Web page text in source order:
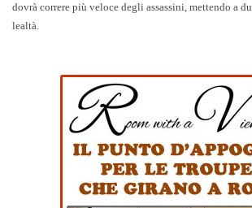
dovrà correre più veloce degli assassini, mettendo a
lealtà.